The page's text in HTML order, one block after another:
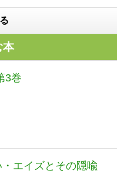
本
3巻
エイズとその隠喩